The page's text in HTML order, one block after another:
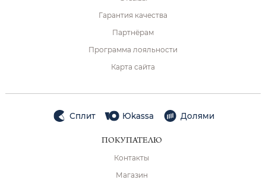
Гарантия качества
Партнёрам
Программа лояльности
Карта сайта
Сплит Юkassa Долями
ПОКУПАТЕЛЮ
Контакты
Магазин